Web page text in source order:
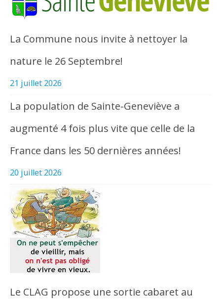
La Commune nous invite à nettoyer la
nature le 26 Septembre!
21 juillet 2026
La population de Sainte-Geneviève a
augmenté 4 fois plus vite que celle de la
France dans les 50 dernières années!
20 juillet 2026
Le CLAG propose une sortie cabaret au